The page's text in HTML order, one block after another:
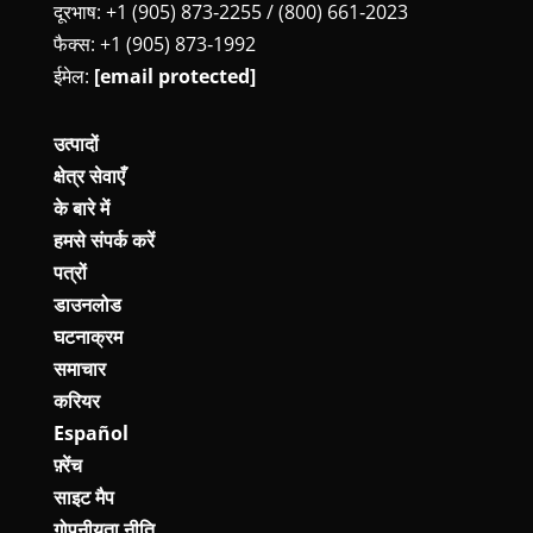
दूरभाष: +1 (905) 873‑2255 / (800) 661‑2023
फैक्स: +1 (905) 873‑1992
ईमेल: [email protected]
उत्पादों
क्षेत्र सेवाएँ
के बारे में
हमसे संपर्क करें
पत्रों
डाउनलोड
घटनाक्रम
समाचार
करियर
Español
फ़्रेंच
साइट मैप